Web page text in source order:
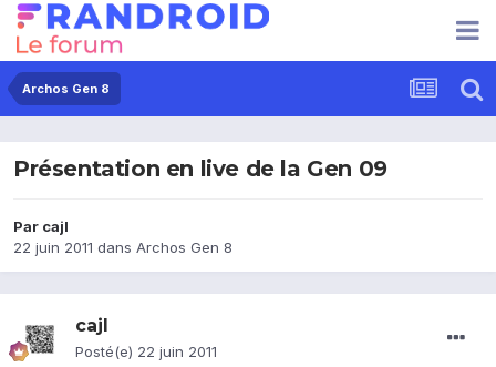
Archos Gen 8
Présentation en live de la Gen 09
Par cajl
22 juin 2011 dans Archos Gen 8
cajl
Posté(e) 22 juin 2011